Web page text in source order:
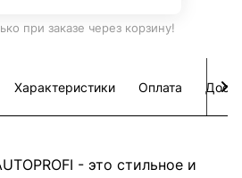
при заказе через корзину!
Характеристики Оплата
- это стильное и